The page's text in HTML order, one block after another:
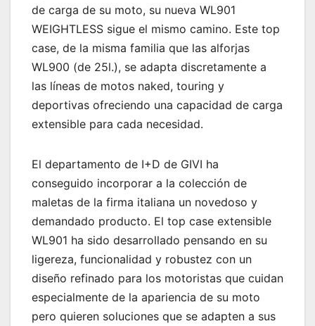
de carga de su moto, su nueva WL901
WEIGHTLESS sigue el mismo camino. Este top
case, de la misma familia que las alforjas
WL900 (de 25l.), se adapta discretamente a
las líneas de motos naked, touring y
deportivas ofreciendo una capacidad de carga
extensible para cada necesidad.
El departamento de I+D de GIVI ha
conseguido incorporar a la colección de
maletas de la firma italiana un novedoso y
demandado producto. El top case extensible
WL901 ha sido desarrollado pensando en su
ligereza, funcionalidad y robustez con un
diseño refinado para los motoristas que cuidan
especialmente de la apariencia de su moto
pero quieren soluciones que se adapten a sus